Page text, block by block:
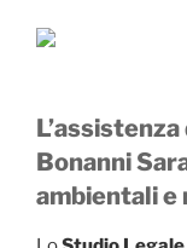
Bonanni
ambientali e